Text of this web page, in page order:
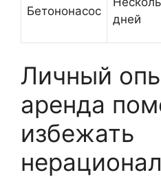
Бетононасос
дней
Личный
аренда
избежать